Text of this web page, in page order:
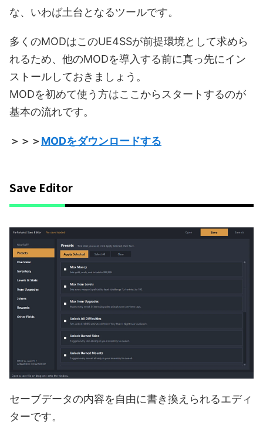
な、いわば土台となるツールです。
多くのMODはこのUE4SSが前提環境として求めら
れるため、他のMODを導入する前に真っ先にイン
ストールしておきましょう。
MODを初めて使う方はここからスタートするのが
基本の流れです。
＞＞＞MODをダウンロードする
Save Editor
セーブデータの内容を自由に書き換えられるエディ
ターです。